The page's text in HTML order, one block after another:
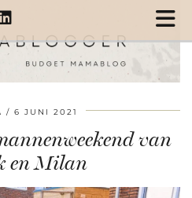
6 JUNI 2021
van
en Milan